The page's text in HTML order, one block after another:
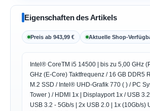
Eigenschaften des Artikels
Preis ab 943,99 € Aktuelle Shop-
Intel® CoreTM i5 14500 | bis zu 5,00 GHz
GHz (E-Core) Taktfrequenz / 16 GB DDR5
M.2 SSD / Intel® UHD-Grafik 770 ( ) / PC
Tower ) / HDMI 1x | Displayport 1x / USB
USB 3.2 - 5Gb/s | 2x USB 2.0 | 1x (10Gb/s)